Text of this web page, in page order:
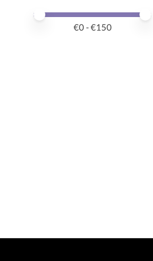
Preis – Mindestwert
Price maximum value
€0- €150